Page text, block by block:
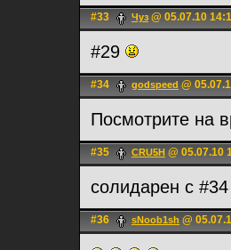
#33 Чуз @ 05.07.10
#29
#34 godspeed @
Посмотрите на
#35 CRU5H @ 05.07.10
солидарен с #34
#36 sNoob1sh @